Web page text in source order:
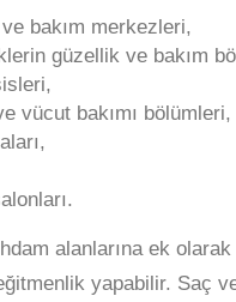
bakım merkezleri,
güzellik ve bakım
vücut bakımı bölümleri,
alanlarına ek
yapabilir. Saç